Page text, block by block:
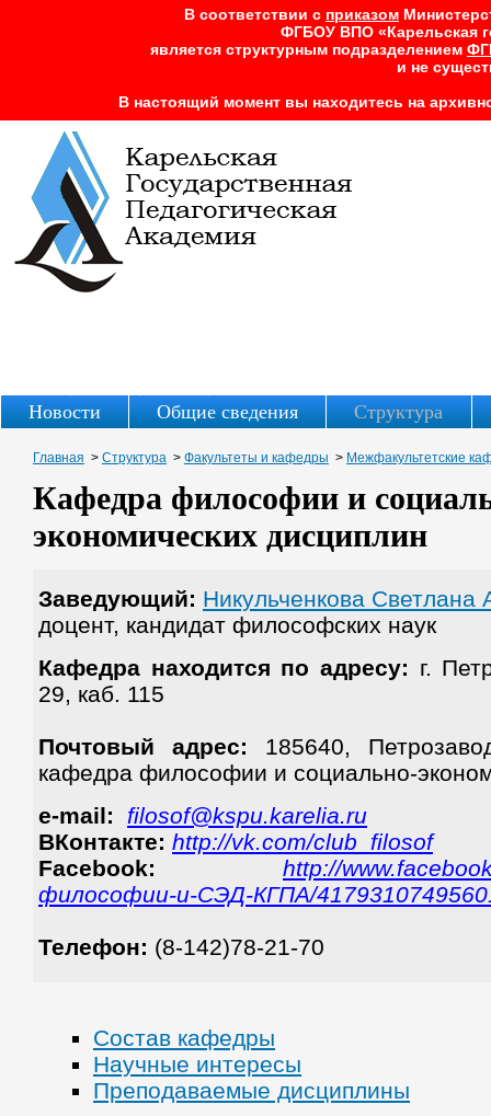
В соответствии с приказом
ФГБОУ ВПО «Карельская
является структурным подразделением
и не
В настоящий момент вы находитесь на
Новости Общие сведения Структура
Главная > Структура > Факультеты и кафедры > Межфакультетские
Кафедра философии и
экономических дисциплин
Заведующий: Никульченкова Светлана
доцент, кандидат философских наук
Кафедра находится по адресу: г.
29, каб. 115
Почтовый адрес: 185640,
кафедра философии и социально-
e-mail:
filosof@kspu.karelia.ru
ВКонтакте: http://vk.com/club_filosof
Facebook: http://
философии-и-СЭД-КГПА/
Телефон: (8-142)78-21-70
Состав кафедры
Научные интересы
Преподаваемые дисциплины